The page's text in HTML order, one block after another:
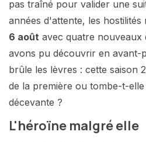
pas traîné pour valider une
années d'attente, les
6 août avec quatre nouveaux
avons pu découvrir en avant-
brûle les lèvres : cette saison
de la première ou tombe-t-
décevante ?
L'héroïne malgré elle